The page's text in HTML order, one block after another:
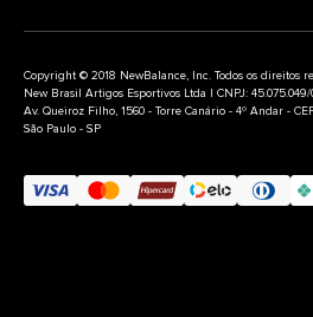
Copyright © 2018 NewBalance, Inc. Todos os direitos
New Brasil Artigos Esportivos Ltda | CNPJ: 45.075.049/
Av. Queiroz Filho, 1560 - Torre Canário - 4º Andar -
São Paulo - SP